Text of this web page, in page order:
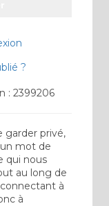
?
: 2399206
garder privé,
un mot de
qui nous
au long de
à
à